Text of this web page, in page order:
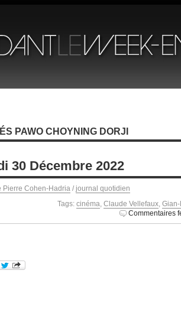
PAWO CHOYNING DORJI
30 Décembre 2022
Pierre Cohen-Hadria / journal quotidien
Tags: cinéma, Claude Vellefaux, Gian-
Commentaires